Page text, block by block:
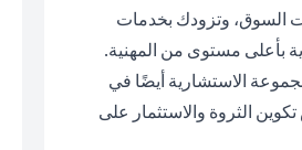
وتزودك بخدمات
مستوى من المهنية.
الاستشارية أيضًا في
والاستثمار على